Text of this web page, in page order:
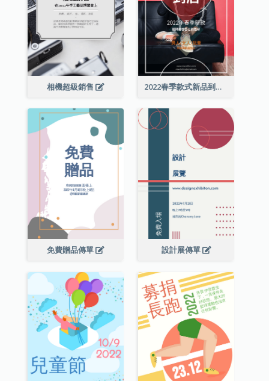
相機超級銷售 2022春季款式新品到店宣傳單張
免費贈品傳單 設計展傳單